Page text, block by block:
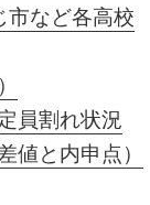
市など各高校
員割れ状況
と内申点）